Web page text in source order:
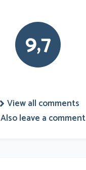
9,7
View all comments
Also leave a comment